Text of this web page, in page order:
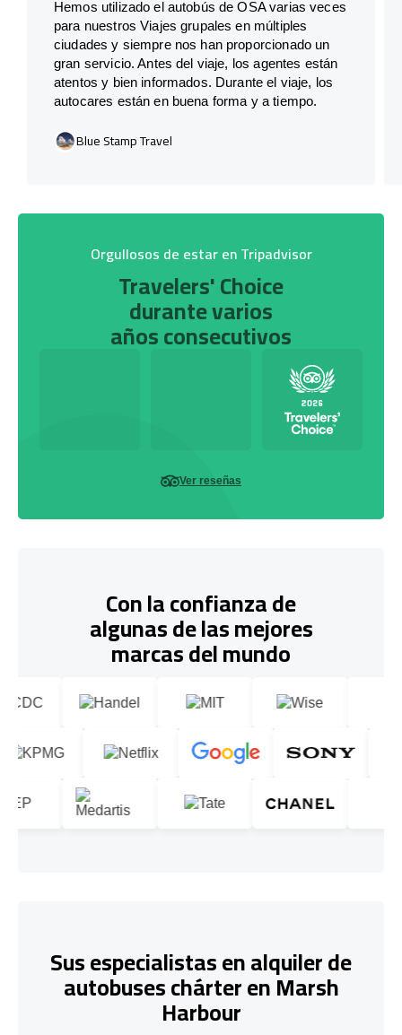
Hemos utilizado el autobús de OSA varias veces
para nuestros Viajes grupales en múltiples
ciudades y siempre nos han proporcionado un
gran servicio. Antes del viaje, los agentes están
atentos y bien informados. Durante el viaje, los
autocares están en buena forma y a tiempo.
Blue Stamp Travel
Orgullosos de estar en Tripadvisor
Travelers' Choice
durante varios
años consecutivos
Ver reseñas
Con la confianza de
algunas de las mejores
marcas del mundo
Sus especialistas en alquiler de
autobuses chárter en Marsh
Harbour